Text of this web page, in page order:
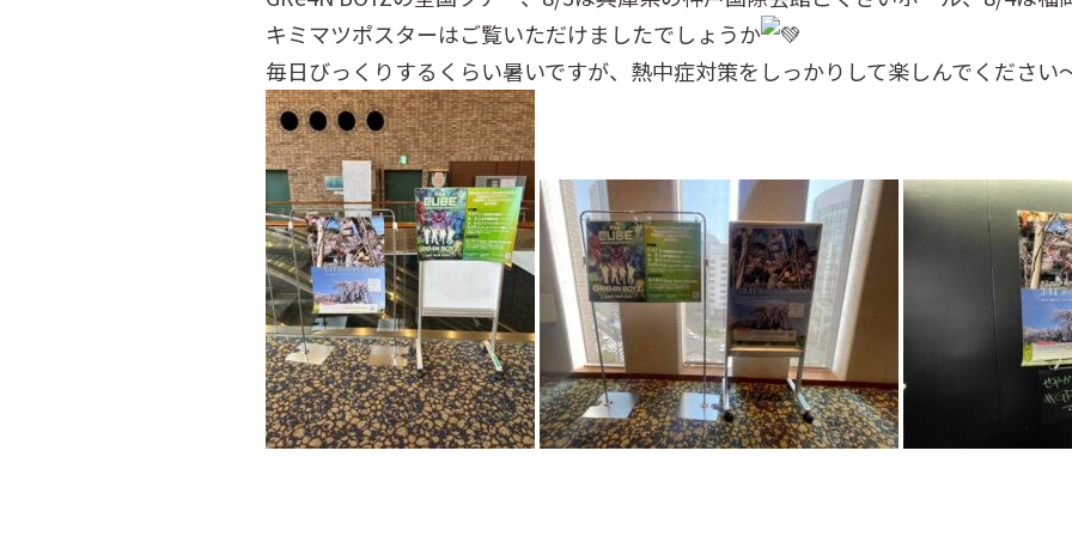
キミマツポスターはご覧いただけましたでしょうか
毎日びっくりするくらい暑いですが、熱中症対策をしっかりして楽しんでください